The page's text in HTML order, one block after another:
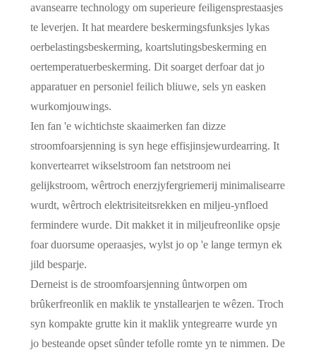
avansearre technology om superieure feiligensprestaasjes
te leverjen. It hat meardere beskermingsfunksjes lykas
oerbelastingsbeskerming, koartslutingsbeskerming en
oertemperatuerbeskerming. Dit soarget derfoar dat jo
apparatuer en personiel feilich bliuwe, sels yn easken
wurkomjouwings.
Ien fan 'e wichtichste skaaimerken fan dizze
stroomfoarsjenning is syn hege effisjinsjewurdearring. It
konvertearret wikselstroom fan netstroom nei
gelijkstroom, wêrtroch enerzjyfergriemerij minimalisearre
wurdt, wêrtroch elektrisiteitsrekken en miljeu-ynfloed
fermindere wurde. Dit makket it in miljeufreonlike opsje
foar duorsume operaasjes, wylst jo op 'e lange termyn ek
jild besparje.
Derneist is de stroomfoarsjenning ûntworpen om
brûkerfreonlik en maklik te ynstallearjen te wêzen. Troch
syn kompakte grutte kin it maklik yntegrearre wurde yn
jo besteande opset sûnder tefolle romte yn te nimmen. De